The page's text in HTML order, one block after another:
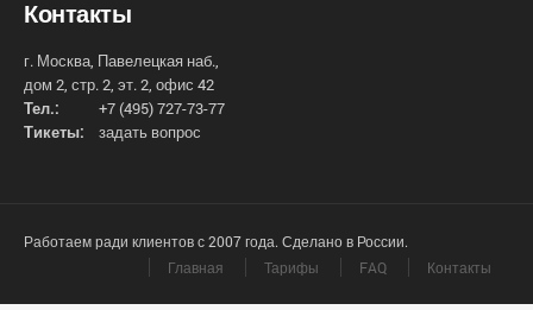
Контакты
г. Москва, Павелецкая наб.,
дом 2, стр. 2, эт. 2, офис 42
Тел.:
+7 (495) 727-73-77
Тикеты:
задать вопрос
Работаем ради клиентов с 2007 года. Сделано в России.
Главная
Тарифы FAQ Контакты